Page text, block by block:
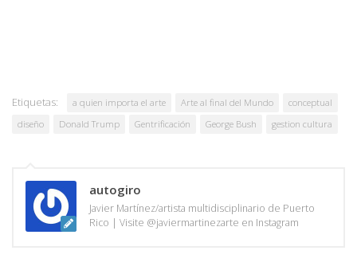
Etiquetas: a quien importa el arte Arte al final del Mundo
conceptual
diseño
Donald Trump Gentrificación George Bush gestion cultura
autogiro
Javier Martínez/artista multidisciplinario de Puerto
Rico | Visite @javiermartinezarte en Instagram